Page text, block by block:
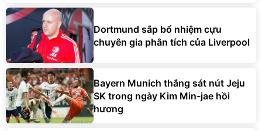
Dortmund sắp bổ nhiệm cựu
chuyên gia phân tích của Liverpool
Bayern Munich thắng sát nút Jeju
SK trong ngày Kim Min-jae hồi
hương